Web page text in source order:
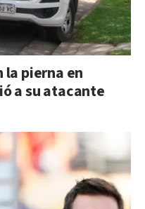
la pierna en
a su atacante